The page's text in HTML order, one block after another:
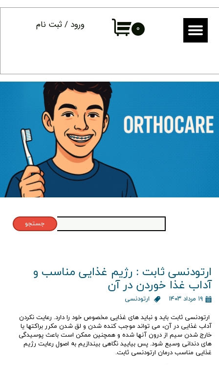
۰ ورود / ثبت نام
حساب کاربری من
سفارشات
جستجو
ارتودنسی ثابت : رژیم غذایی مناسب و
آداب غذا خوردن در آن
۱۹ مرداد ۱۴۰۳ ارتودنسی
ارتودنسی ثابت باید و نباید های غذایی مخصوص خود را دارد. رعایت نکردن
آداب غذایی در آن، می تواند موجب کنده شدن و لق شدن مکرر براکتها یا
خارج شدن سیم از درون آنها شده و همچنین ممکن است باعث پوسیدگی
های دندانی وسیع شود. پس بیایید نگاهی بیندازیم به اصول رعایت رژیم
غذایی مناسب درمان ارتودنسی ثابت.